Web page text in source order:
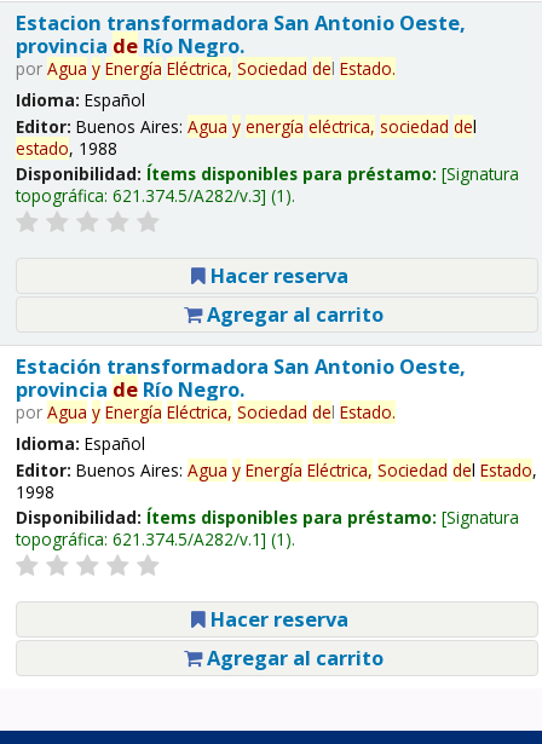
Estacion transformadora San Antonio Oeste,
provincia deRío Negro.
por Agua y Energía Eléctrica, Sociedad del Estado.
Idioma: Español
Editor: Buenos Aires: Agua y energía eléctrica, sociedad del
estado, 1988
Disponibilidad: Ítems disponibles para préstamo: Signatura
topográfica: 621.374.5/A282/v.3 (1).
Hacer reserva
Agregar al carrito
Estación transformadora San Antonio Oeste,
provincia deRío Negro.
por Agua y Energía Eléctrica, Sociedad del Estado.
Idioma: Español
Editor: Buenos Aires: Agua y Energía Eléctrica, Sociedad del Estado,
1998
Disponibilidad: Ítems disponibles para préstamo: Signatura
topográfica: 621.374.5/A282/v.1 (1).
Hacer reserva
Agregar al carrito